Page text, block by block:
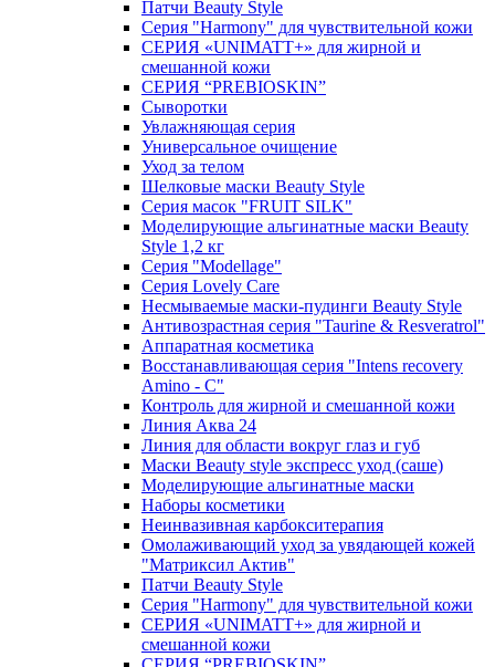
Патчи Beauty Style
Серия "Harmony" для чувствительной кожи
СЕРИЯ «UNIMATT+» для жирной и
смешанной кожи
СЕРИЯ “PREBIOSKIN”
Сыворотки
Увлажняющая серия
Универсальное очищение
Уход за телом
Шелковые маски Beauty Style
Серия масок "FRUIT SILK"
Моделирующие альгинатные маски Beauty
Style 1,2 кг
Серия "Modellage"
Cерия Lovely Care
Несмываемые маски-пудинги Beauty Style
Антивозрастная серия "Taurine & Resveratrol"
Аппаратная косметика
Восстанавливающая серия "Intens recovery
Amino - C"
Контроль для жирной и смешанной кожи
Линия Аква 24
Линия для области вокруг глаз и губ
Маски Beauty style экспресс уход (саше)
Моделирующие альгинатные маски
Наборы косметики
Неинвазивная карбокситерапия
Омолаживающий уход за увядающей кожей
"Матриксил Актив"
Патчи Beauty Style
Серия "Harmony" для чувствительной кожи
СЕРИЯ «UNIMATT+» для жирной и
смешанной кожи